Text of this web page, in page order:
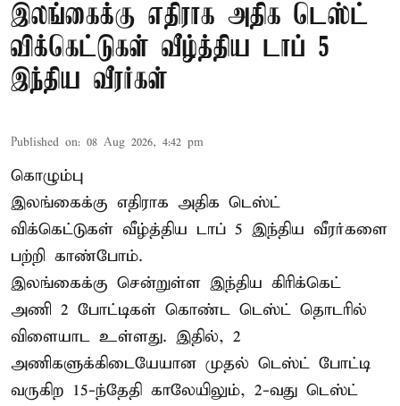
இலங்கைக்கு எதிராக அதிக டெஸ்ட்
விக்கெட்டுகள் வீழ்த்திய டாப் 5
இந்திய வீரர்கள்
Published on: 08 Aug 2026, 4:42 pm
கொழும்பு
இலங்கைக்கு எதிராக அதிக டெஸ்ட்
விக்கெட்டுகள் வீழ்த்திய டாப் 5 இந்திய வீரர்களை
பற்றி காண்போம்.
இலங்கைக்கு சென்றுள்ள இந்திய கிரிக்கெட்
அணி 2 போட்டிகள் கொண்ட டெஸ்ட் தொடரில்
விளையாட உள்ளது. இதில், 2
அணிகளுக்கிடையேயான முதல் டெஸ்ட் போட்டி
வருகிற 15-ந்தேதி காலேயிலும், 2-வது டெஸ்ட்